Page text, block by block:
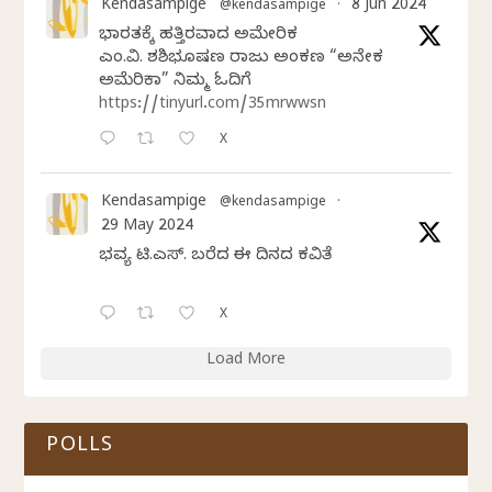
Kendasampige @kendasampige · 8 Jun 2024
ಭಾರತಕ್ಕೆ ಹತ್ತಿರವಾದ ಅಮೇರಿಕ
ಎಂ.ವಿ. ಶಶಿಭೂಷಣ ರಾಜು ಅಂಕಣ “ಅನೇಕ
ಅಮೆರಿಕಾ” ನಿಮ್ಮ ಓದಿಗೆ
https://tinyurl.com/35mrwwsn
X
Kendasampige @kendasampige ·
29 May 2024
ಭವ್ಯ ಟಿ.ಎಸ್. ಬರೆದ ಈ ದಿನದ ಕವಿತೆ
X
Load More
POLLS